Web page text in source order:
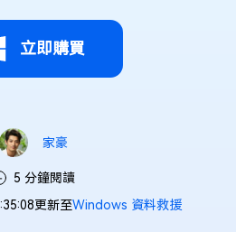
立即購買
家豪
5 分鐘閱讀
更新至Windows 資料救援